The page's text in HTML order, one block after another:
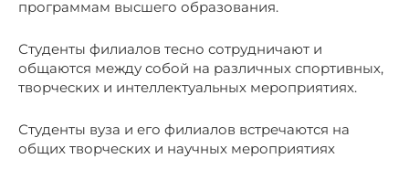
программам высшего образования.
Студенты филиалов тесно сотрудничают и
общаются между собой на различных спортивных,
творческих и интеллектуальных мероприятиях.
Студенты вуза и его филиалов встречаются на
общих творческих и научных мероприятиях